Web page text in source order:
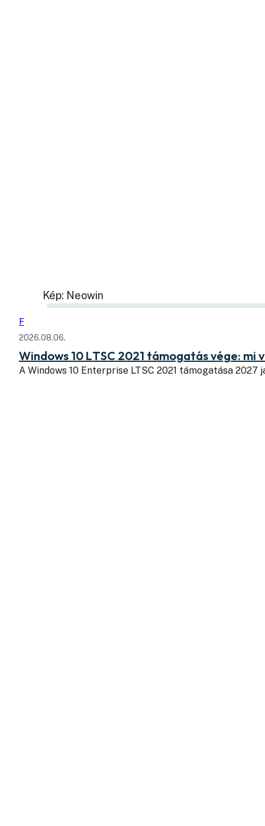
Kép: Neowin
F
2026.08.06.
Windows 10 LTSC 2021 támogatás vége: mi
A Windows 10 Enterprise LTSC 2021 támogatása 2027